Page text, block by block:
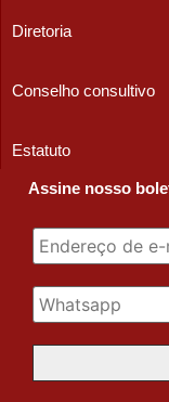
Diretoria
Conselho consultivo
Estatuto
Assine nosso